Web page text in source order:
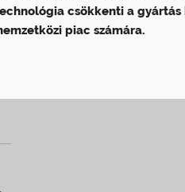
csökkenti a
piac számára.